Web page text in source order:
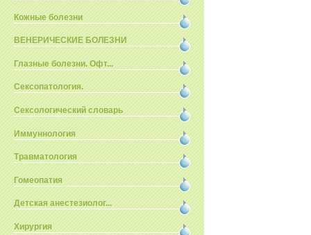
Кожные болезни
ВЕНЕРИЧЕСКИЕ БОЛЕЗНИ
Глазные болезни. Офт...
Сексопатология.
Сексологический словарь
Иммуннология
Травматология
Гомеопатия
Детская анестезиолог...
Хирургия